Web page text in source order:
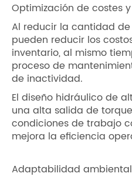
Optimización de costes
Al reducir la cantidad
pueden reducir los
inventario, al mismo
proceso de
de inactividad.
El diseño hidráulico de
una alta salida de
condiciones de trabajo
mejora la eficiencia
Adaptabilidad ambiental